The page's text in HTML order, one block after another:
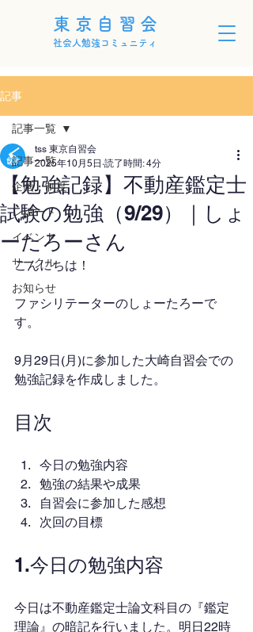
東京自習会
社会人勉強コミュニティ
記事
記事一覧
企画・制度
レポート
イベント
サークル
お知らせ
記事一覧
【勉強記録】不動産鑑定士
試験の勉強（9/29）｜しょ
ーたろーさん
tss 東京自習会
2025年10月5日 読了時間: 4分
こんにちは！
ファシリテーターのしょーたろーで
す。
9月29日(月)に参加した大崎自習会での
勉強記録を作成しました。
目次
今日の勉強内容
勉強の結果や成果
自習会に参加した感想
次回の目標
1.今日の勉強内容
今日は不動産鑑定士論文科目の『鑑定
理論』の暗記を行いました。明日22時